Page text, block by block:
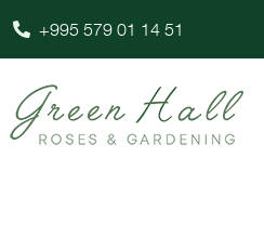
+995 579 01 14 51